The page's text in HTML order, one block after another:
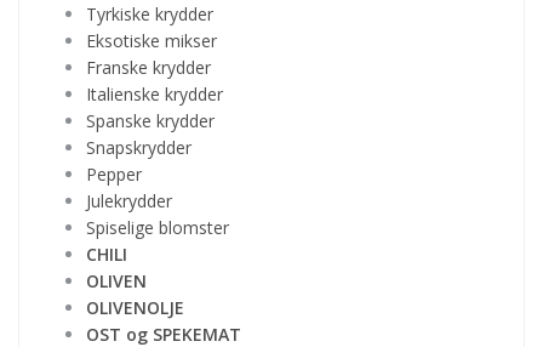
Tyrkiske krydder
Eksotiske mikser
Franske krydder
Italienske krydder
Spanske krydder
Snapskrydder
Pepper
Julekrydder
Spiselige blomster
CHILI
OLIVEN
OLIVENOLJE
OST og SPEKEMAT